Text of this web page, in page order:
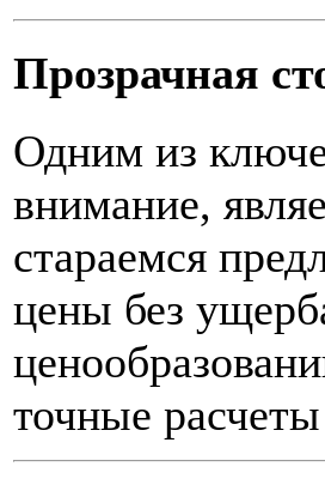
Прозрачная
Одним из
внимание,
стараемся
цены без
точные